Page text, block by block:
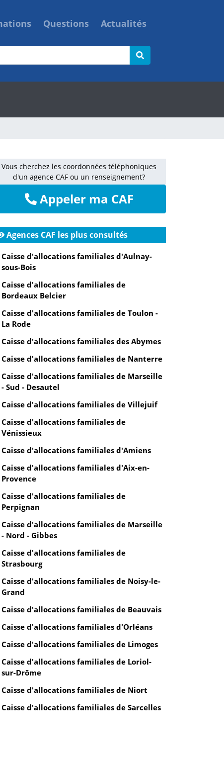
Questions Actualités
Vous cherchez les coordonnées téléphoniques
d'un agence CAF ou un renseignement?
Appeler ma CAF
Agences CAF les plus consultés
Caisse d'allocations familiales d'Aulnay-
sous-Bois
Caisse d'allocations familiales de
Bordeaux Belcier
Caisse d'allocations familiales de Toulon -
La Rode
Caisse d'allocations familiales des Abymes
Caisse d'allocations familiales de Nanterre
Caisse d'allocations familiales de Marseille
- Sud - Desautel
Caisse d'allocations familiales de Villejuif
Caisse d'allocations familiales de
Vénissieux
Caisse d'allocations familiales d'Amiens
Caisse d'allocations familiales d'Aix-en-
Provence
Caisse d'allocations familiales de
Perpignan
Caisse d'allocations familiales de Marseille
- Nord - Gibbes
Caisse d'allocations familiales de
Strasbourg
Caisse d'allocations familiales de Noisy-le-
Grand
Caisse d'allocations familiales de Beauvais
Caisse d'allocations familiales d'Orléans
Caisse d'allocations familiales de Limoges
Caisse d'allocations familiales de Loriol-
sur-Drôme
Caisse d'allocations familiales de Niort
Caisse d'allocations familiales de Sarcelles